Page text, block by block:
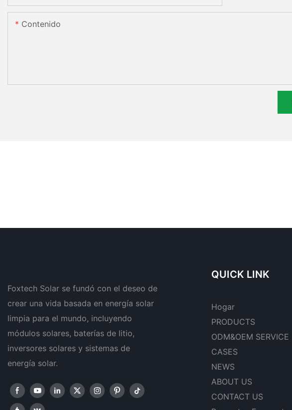
Contenido
Foxtech Solar se fundó con el deseo de
crear una vida basada en energía solar
limpia para el mundo, incluyendo
módulos solares, baterías de litio,
inversores solares y sistemas de
energía solar.
QUICK LINK
Hogar
PRODUCTS
ODM&OEM SERVICE
CASES
NEWS
ABOUT US
CONTACT US